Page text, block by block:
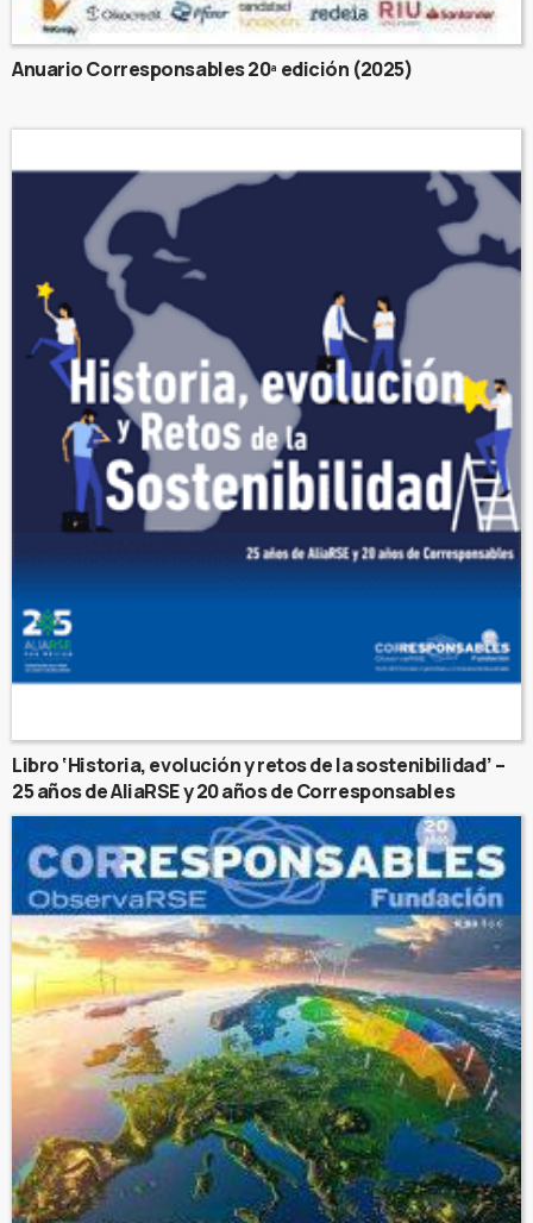
Anuario Corresponsables 20ª edición (2025)
Libro ‘Historia, evolución y retos de la sostenibilidad’ –
25 años de AliaRSE y 20 años de Corresponsables